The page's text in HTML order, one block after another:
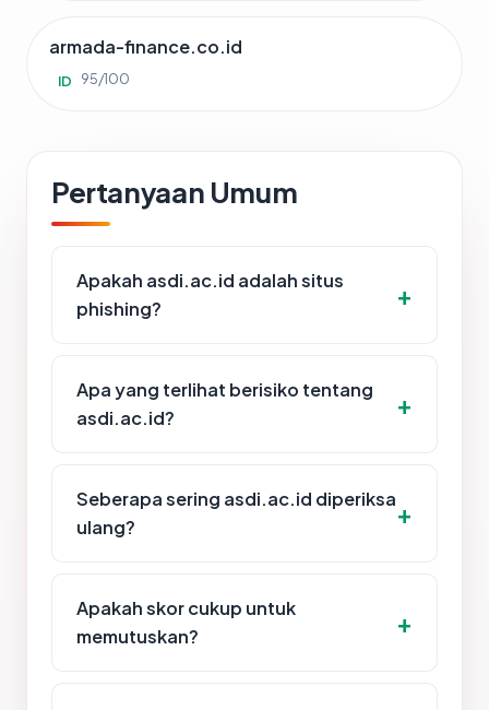
armada-finance.co.id
ID 95/100
Pertanyaan Umum
Apakah asdi.ac.id adalah situs
phishing?
Apa yang terlihat berisiko tentang
asdi.ac.id?
Seberapa sering asdi.ac.id diperiksa
ulang?
Apakah skor cukup untuk
memutuskan?